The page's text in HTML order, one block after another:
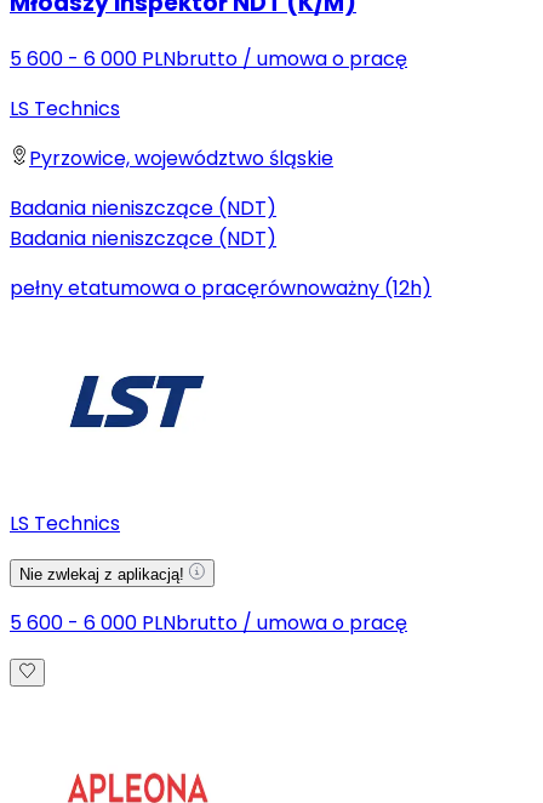
5 600 - 6 000 PLNbrutto / umowa o pracę
LS Technics
Pyrzowice, województwo śląskie
Badania nieniszczące (NDT)
Badania nieniszczące (NDT)
pełny etatumowa o pracęrównoważny (12h)
LS Technics
Nie zwlekaj z aplikacją!
5 600 - 6 000 PLNbrutto / umowa o pracę